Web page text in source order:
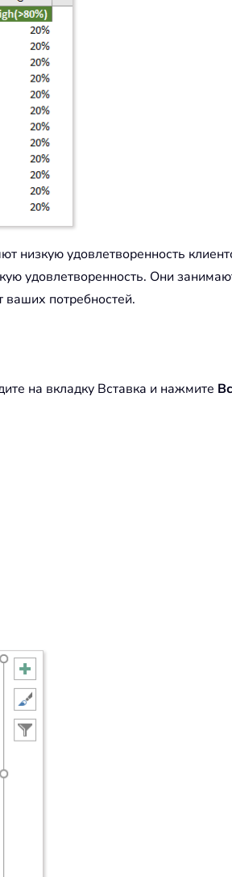
низкую удовлетворенность
удовлетворенность. Они
потребностей.
на вкладку Вставка и нажмите